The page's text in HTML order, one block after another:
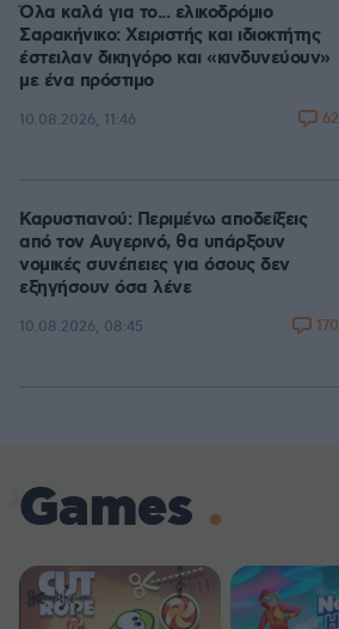
Όλα καλά για το... ελικοδρόμιο
Σαρακήνικο: Χειριστής και ιδιοκτήτης
έστειλαν δικηγόρο και «κινδυνεύουν»
με ένα πρόστιμο
10.08.2026, 11:46 62
Καρυστιανού: Περιμένω αποδείξεις
από τον Αυγερινό, θα υπάρξουν
νομικές συνέπειες για όσους δεν
εξηγήσουν όσα λένε
10.08.2026, 08:45 170
Games